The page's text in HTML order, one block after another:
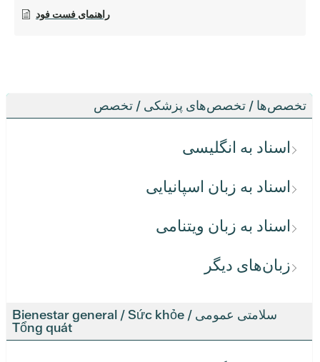
تخصص‌ها / تخصص‌های پزشکی / تخصص
اسناد به انگلیسی
اسناد به زبان اسپانیایی
اسناد به زبان ویتنامی
زبان‌های دیگر
سلامتی عمومی / Bienestar general / Sức khỏe
Tổng quát
راهنمای فست فود